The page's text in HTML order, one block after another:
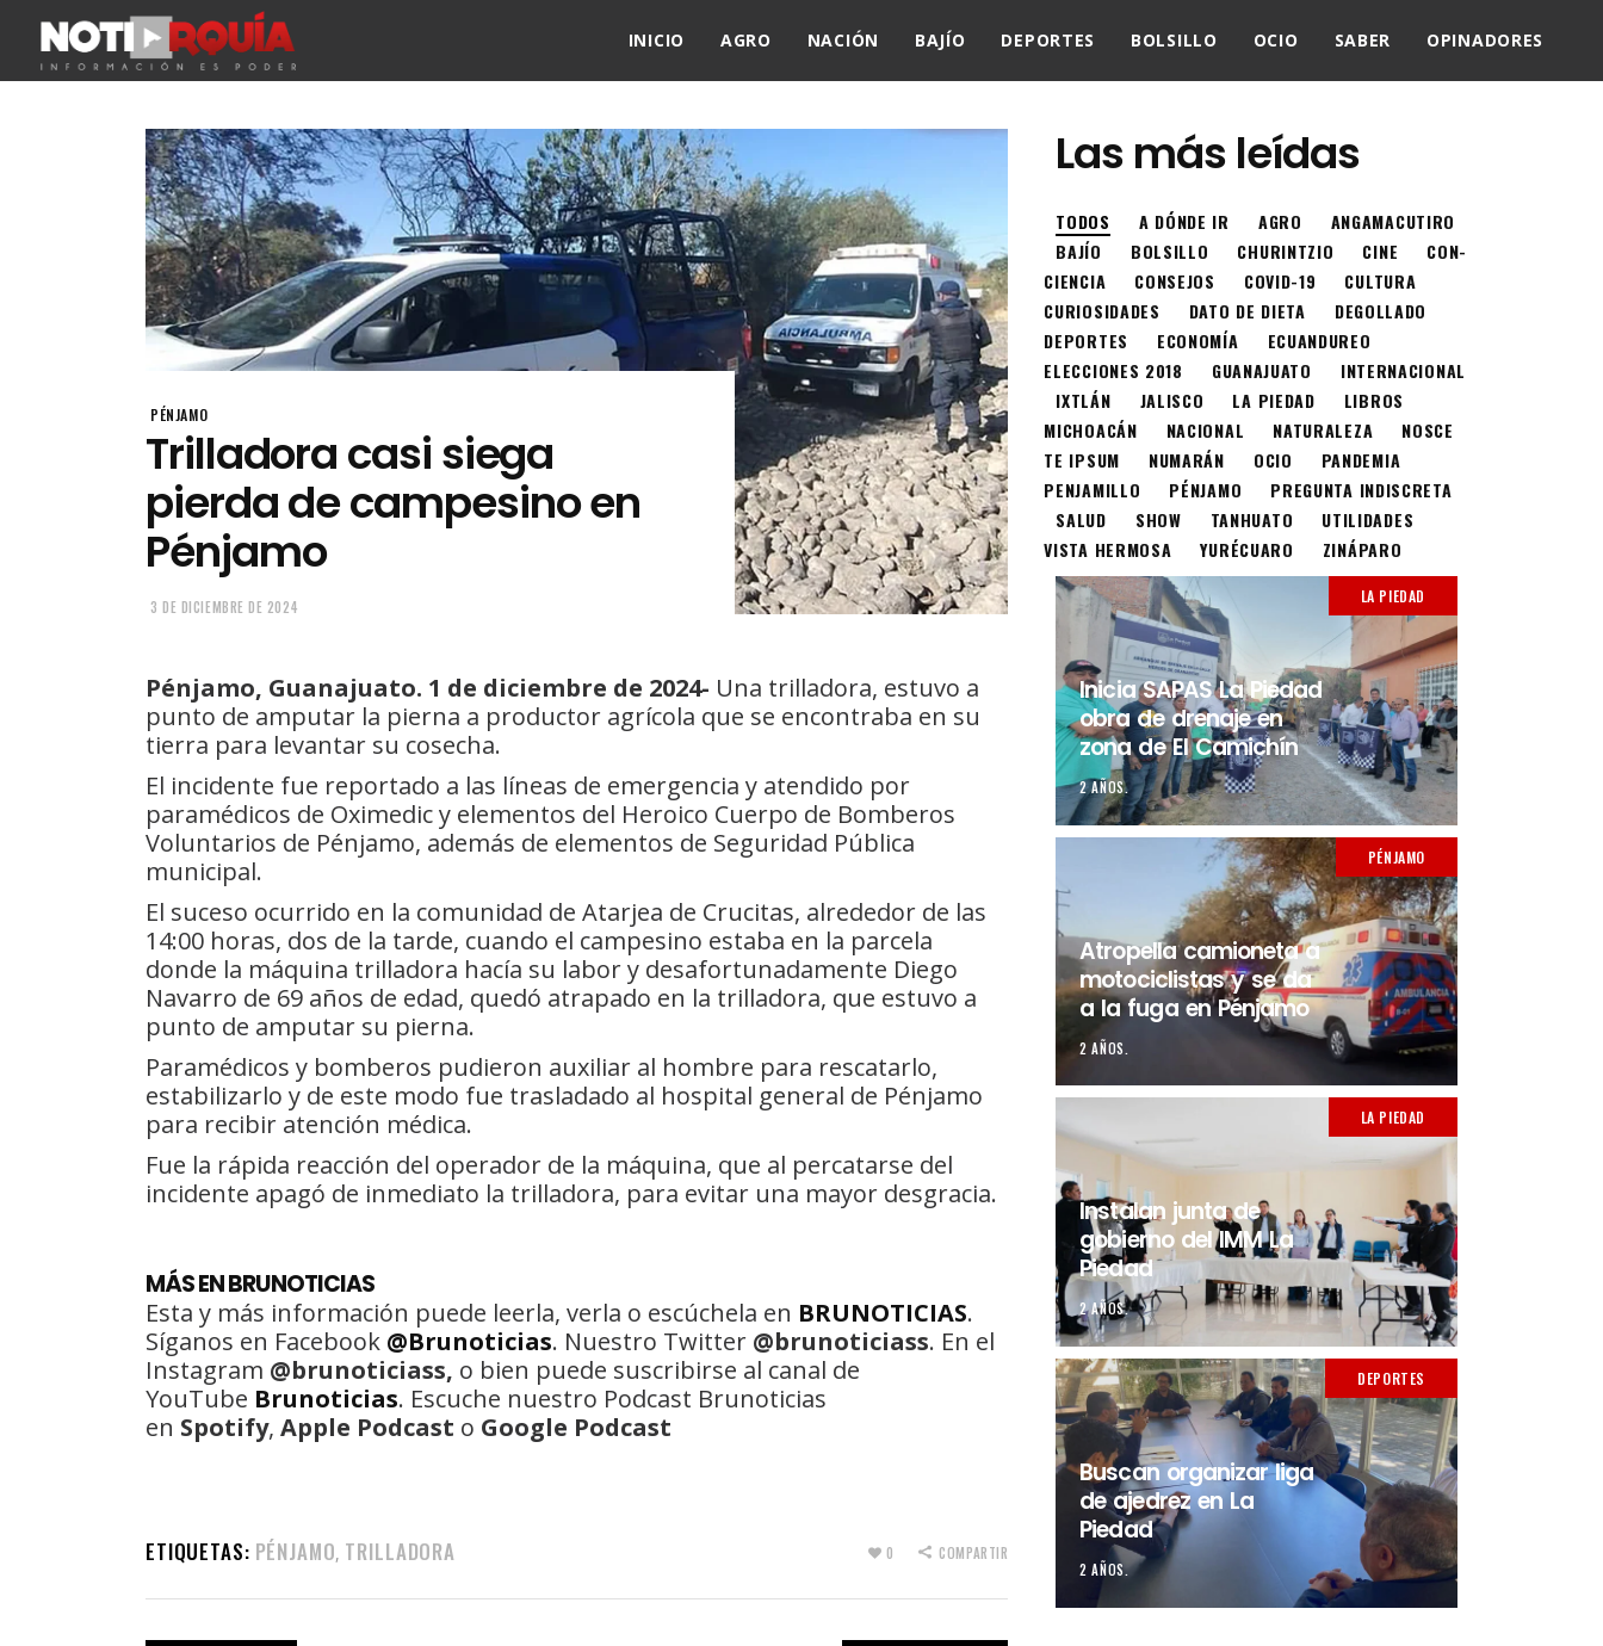
INICIO AGRO NACIÓN BAJÍO DEPORTES BOLSILLO OCIO SABER OPINADORES
PÉNJAMO
Trilladora casi siega
pierda de campesino en
Pénjamo
3 DE DICIEMBRE DE 2024
Pénjamo, Guanajuato. 1 de diciembre de 2024- Una trilladora, estuvo a
punto de amputar la pierna a productor agrícola que se encontraba en su
tierra para levantar su cosecha.
El incidente fue reportado a las líneas de emergencia y atendido por
paramédicos de Oximedic y elementos del Heroico Cuerpo de Bomberos
Voluntarios de Pénjamo, además de elementos de Seguridad Pública
municipal.
El suceso ocurrido en la comunidad de Atarjea de Crucitas, alrededor de las
14:00 horas, dos de la tarde, cuando el campesino estaba en la parcela
donde la máquina trilladora hacía su labor y desafortunadamente Diego
Navarro de 69 años de edad, quedó atrapado en la trilladora, que estuvo a
punto de amputar su pierna.
Paramédicos y bomberos pudieron auxiliar al hombre para rescatarlo,
estabilizarlo y de este modo fue trasladado al hospital general de Pénjamo
para recibir atención médica.
Fue la rápida reacción del operador de la máquina, que al percatarse del
incidente apagó de inmediato la trilladora, para evitar una mayor desgracia.
MÁS EN BRUNOTICIAS
Esta y más información puede leerla, verla o escúchela en BRUNOTICIAS.
Síganos en Facebook @Brunoticias. Nuestro Twitter @brunoticiass. En el
Instagram @brunoticiass, o bien puede suscribirse al canal de
YouTube Brunoticias. Escuche nuestro Podcast Brunoticias
en Spotify, Apple Podcast o Google Podcast
ETIQUETAS: PÉNJAMO, TRILLADORA 0 COMPARTIR
Las más leídas
TODOS A DÓNDE IR AGRO
ANGAMACUTIRO
BAJÍO
BOLSILLO CHURINTZIO CINE
CON-
CIENCIA
CONSEJOS COVID-19
CULTURA
CURIOSIDADES
DATO DE DIETA
DEGOLLADO
DEPORTES
ECONOMÍA
ECUANDUREO
ELECCIONES 2018
GUANAJUATO
INTERNACIONAL
IXTLÁN
JALISCO LA PIEDAD
LIBROS
MICHOACÁN
NACIONAL NATURALEZA
NOSCE
TE IPSUM
NUMARÁN OCIO
PANDEMIA
PENJAMILLO
PÉNJAMO
PREGUNTA INDISCRETA
SALUD
SHOW TANHUATO
UTILIDADES
VISTA HERMOSA
YURÉCUARO ZINÁPARO
LA PIEDAD
Inicia SAPAS La Piedad
obra de drenaje en
zona de El Camichín
2 AÑOS.
PÉNJAMO
Atropella camioneta a
motociclistas y se da
a la fuga en Pénjamo
2 AÑOS.
LA PIEDAD
Instalan junta de
gobierno del IMM La
Piedad
2 AÑOS.
DEPORTES
Buscan organizar liga
de ajedrez en La
Piedad
2 AÑOS.